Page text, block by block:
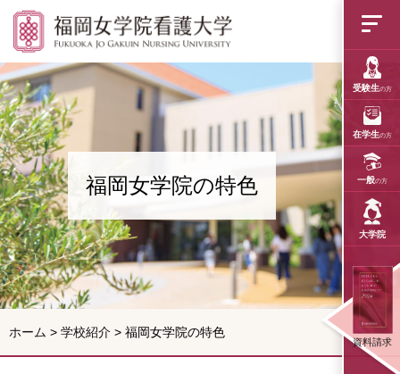
受験生の方
在学生の方
一般の方
大学院
資料請求
福岡女学院の特色
福岡女学院の特色
ホーム > 学校紹介 > 福岡女学院の特色